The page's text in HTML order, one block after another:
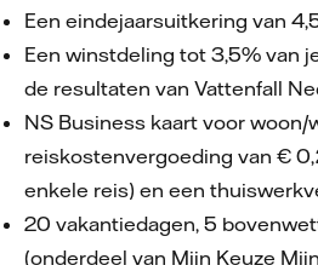
Een eindejaarsuitkering van
Een winstdeling tot 3,5% van
de resultaten van Vattenfall
NS Business kaart voor woon/
reiskostenvergoeding van €
enkele reis) en een
20 vakantiedagen, 5
(onderdeel van Mijn Keuze